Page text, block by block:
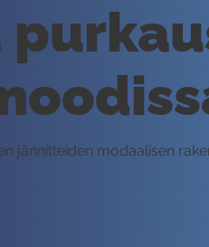
jännitteiden modaalisen